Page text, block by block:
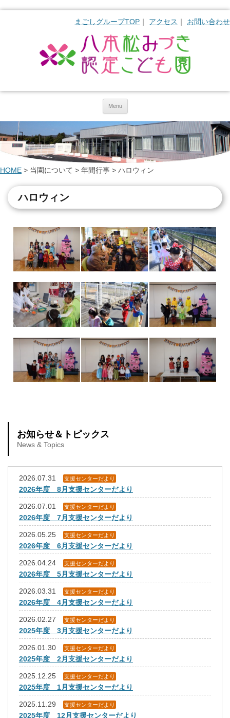
まごしグループTOP アクセス お問い合わせ
Menu
HOME > 当園について > 年間行事 > ハロウィン
ハロウィン
お知らせ＆トピックス
News & Topics
2026.07.31 支援センターだより
2026年度 8月支援センターだより
2026.07.01 支援センターだより
2026年度 7月支援センターだより
2026.05.25 支援センターだより
2026年度 6月支援センターだより
2026.04.24 支援センターだより
2026年度 5月支援センターだより
2026.03.31 支援センターだより
2026年度 4月支援センターだより
2026.02.27 支援センターだより
2025年度 3月支援センターだより
2026.01.30 支援センターだより
2025年度 2月支援センターだより
2025.12.25 支援センターだより
2025年度 1月支援センターだより
2025.11.29 支援センターだより
2025年度 12月支援センターだより